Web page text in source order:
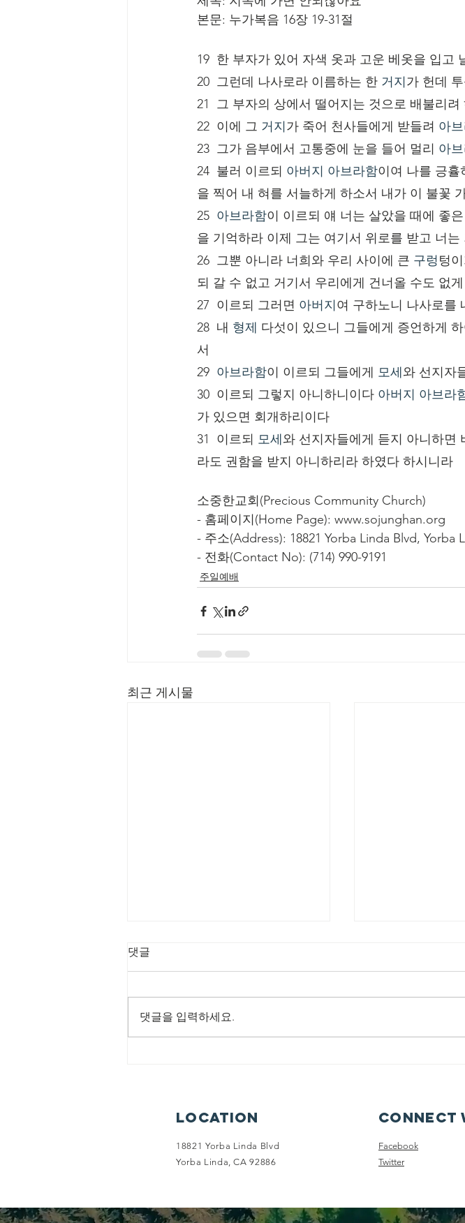
본문: 누가복음 16장 19-31절
19  한 부자가 있어 자색 옷과 고운 베옷을 입고
20  그런데 나사로라 이름하는 한 거지가 헌데
21  그 부자의 상에서 떨어지는 것으로 배불리
22  이에 그 거지가 죽어 천사들에게 받들려 아
23  그가 음부에서 고통중에 눈을 들어 멀리 아
24  불러 이르되 아버지 아브라함이여 나를 긍휼
을 찍어 내 혀를 서늘하게 하소서 내가 이 불꽃
25 아브라함이 이르되 얘 너는 살았을 때에 좋
을 기억하라 이제 그는 여기서 위로를 받고 너
26  그뿐 아니라 너희와 우리 사이에 큰 구렁텅
되 갈 수 없고 거기서 우리에게 건너올 수도 없
27  이르되 그러면 아버지여 구하노니 나사로를
28  내 형제 다섯이 있으니 그들에게 증언하게
서
29 아브라함이 이르되 그들에게 모세와 선지자
30  이르되 그렇지 아니하니이다 아버지 아브라
가 있으면 회개하리이다
31  이르되 모세와 선지자들에게 듣지 아니하면
라도 권함을 받지 아니하리라 하였다 하시니라
소중한교회(Precious Community Church)
- 홈페이지(Home Page): www.sojunghan.org
- 주소(Address): 18821 Yorba Linda Blvd, Yorba
- 전화(Contact No): (714) 990-9191
주일예배
최근 게시물
8/2/2026 회복의 비
개 1:8 8 너희는 산에 올라가서 나
무를 가져다가 성전을 건축하라 그
페이지(Home Page):
www.sojunghan.org - 주소
(Address): 18821 Yorba
엎을 것이요 여러
멸할 것이요 그 병
를 엎드러뜨리리
가 각각 그의 동
댓글
댓글을 입력하세요.
Location
18821 Yorba Linda Blvd
Yorba Linda, CA 92886
Connect
Facebook
Twitter